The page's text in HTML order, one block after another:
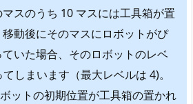
スのうち 10 マスには工具箱が置
動後にそのマスにロボットがぴ
いた場合、そのロボットのレベ
しまいます（最大レベルは 4)。
ットの初期位置が工具箱の置かれ